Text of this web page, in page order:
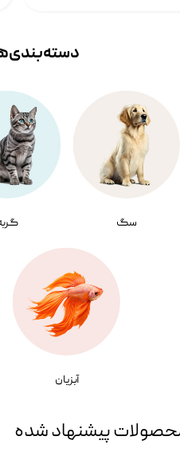
سگ
آبزیان
پیشنهاد شده